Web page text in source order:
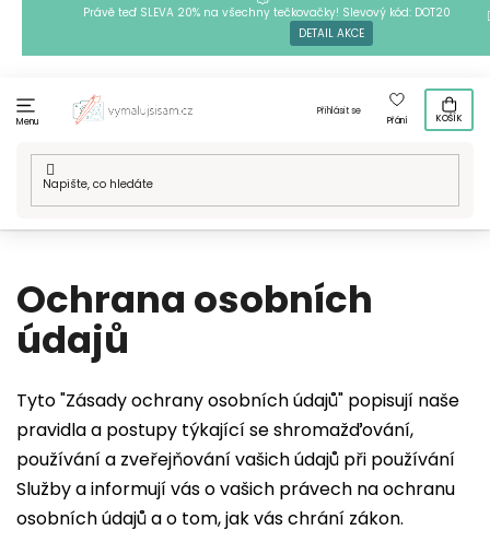
Právě teď SLEVA 20% na všechny tečkovačky! Slevový kód: DOT20
DETAIL AKCE
Menu
Přihlásit se
Přání
KOŠÍK
Domů
/ Ochrana osobních údajů
Ochrana osobních
údajů
Tyto "Zásady ochrany osobních údajů" popisují naše
pravidla a postupy týkající se shromažďování,
používání a zveřejňování vašich údajů při používání
Služby a informují vás o vašich právech na ochranu
osobních údajů a o tom, jak vás chrání zákon.